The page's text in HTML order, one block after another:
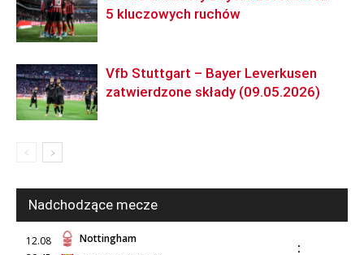
5 kluczowych ruchów
Vfb Stuttgart – Bayer Leverkusen
zatwierdzone składy (09.05.2026)
Nadchodzące mecze
12.08
Nottingham
: